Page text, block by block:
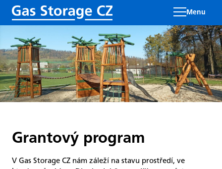
Menu
Grantový program
V Gas Storage CZ nám záleží na stavu prostředí, ve